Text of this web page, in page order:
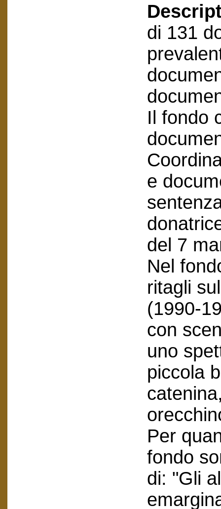
di 131
Il fondo
e
del 7
Nel
ritagli
(1990-
con
uno
piccola
Per
fondo
di: "Gli